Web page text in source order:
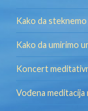
Kako da
Kako da umirimo
Koncert
Vođena meditacija